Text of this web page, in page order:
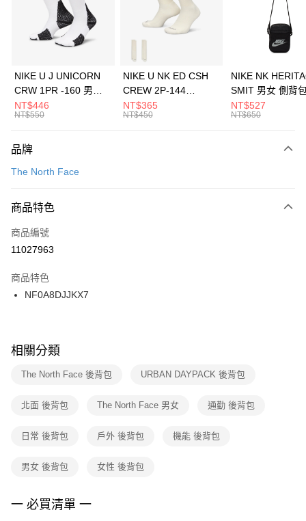
合作金庫商業銀行
第一商業銀行
華南商業銀行
彰化商業銀行
上海商業儲蓄銀行
元大商業銀行
台灣樂天信用卡公司
Apple Pay
全盈+PAY
AFTEE先享後付
【關於「AFTEE先享後付」】
便利好安心！
３．安心：先確認商品／服務後，再付款。
【「AFTEE先享後付」結帳流程】
１．於結帳方式選擇「AFTEE先享後付」後，將跳轉至「AFTEE先享後付」
２．訂單成立數日內，您將收到繳費通知簡訊。
３．收到繳費通知簡訊後14天內，點擊此簡訊中的連結，可透過四大超商／
ATM／網路銀行／等多元方式進行付款，方視為交易完成。
※ 交易是否成功請以「AFTEE先享後付 」之結帳頁面顯示為準，若有關於
是否繳費成功／繳費後需取消欲退款等相關疑問，請聯繫「AFTEE先享後付
客戶支援中心」https://netprotections.freshdesk.com/support/home
１．透過由恩沛科技股份有限公司提供之「AFTEE先享後付」服務完成之交
權轉讓予恩沛科技股份有限公司。
３．未成年的使用者請事先徵得法定代理人或監護人之同意方可使用
４．使用「AFTEE先享後付」時，將依據個別帳號之用戶狀況，依本公司即
運送方式
每筆NT$100，滿NT$1,500(含以上)免運費
宅配
每筆NT$100，滿NT$1,500(含以上)免運費
付款後門市自取
每筆NT$100，滿NT$1,500(含以上)免運費
NIKE U J UNICORN
CRW 1PR -160 男女
中統襪 FZ3393100
NT$446
NT$550
NIKE U NK ED CSH
CREW 2P-144
EMBRDY 男女 短統襪
FZ3073133
NT$365
NT$450
NIKE NK
SMIT 男女 側背
BA5871010
NT$527
NT$650
品牌
The North Face
商品特色
商品編號
11027963
商品特色
NF0A8DJJKX7
相關分類
The North Face 後背包 URBAN DAYPACK 後背包
北面 後背包 The North Face 男女 通勤 後背包
日常 後背包 戶外 後背包 機能 後背包
男女 後背包 女性 後背包
一 必買清單 一